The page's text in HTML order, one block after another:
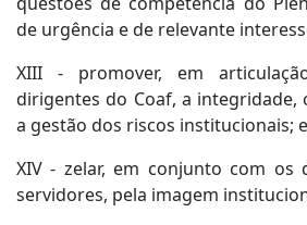
de urgência e de relevante
XIII - promover, em
dirigentes do Coaf, a
a gestão dos riscos institucionais; e
XIV - zelar, em conjunto com os
servidores, pela imagem